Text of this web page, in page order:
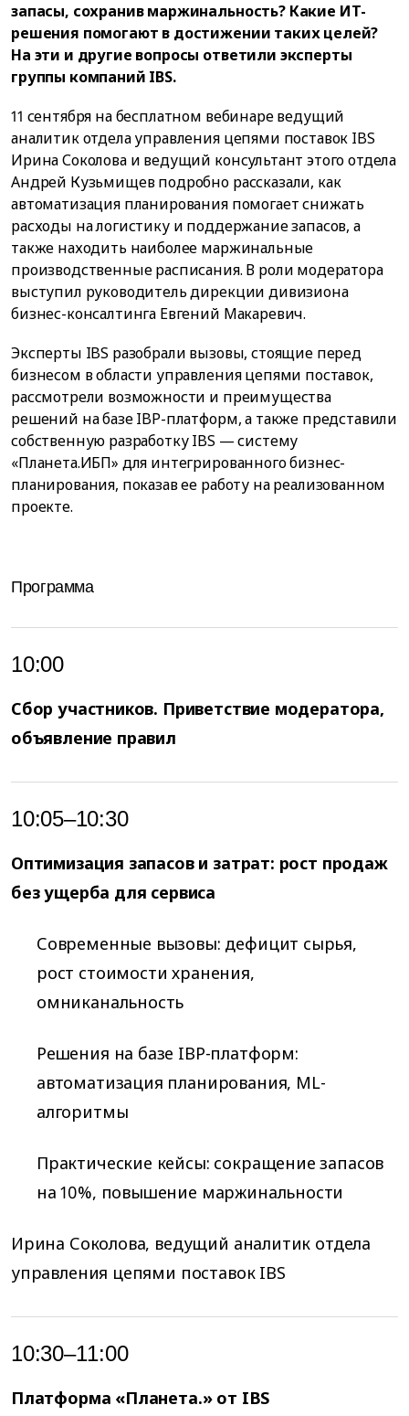
запасы, сохранив маржинальность? Какие ИТ-
решения помогают в достижении таких целей?
На эти и другие вопросы ответили эксперты
группы компаний IBS.
11 сентября на бесплатном вебинаре ведущий
аналитик отдела управления цепями поставок IBS
Ирина Соколова и ведущий консультант этого отдела
Андрей Кузьмищев подробно рассказали, как
автоматизация планирования помогает снижать
расходы на логистику и поддержание запасов, а
также находить наиболее маржинальные
производственные расписания. В роли модератора
выступил руководитель дирекции дивизиона
бизнес-консалтинга Евгений Макаревич.
Эксперты IBS разобрали вызовы, стоящие перед
бизнесом в области управления цепями поставок,
рассмотрели возможности и преимущества
решений на базе IBP-платформ, а также представили
собственную разработку IBS — систему
«Планета.ИБП» для интегрированного бизнес-
планирования, показав ее работу на реализованном
проекте.
Программа
10:00
Сбор участников. Приветствие модератора,
объявление правил
10:05–10:30
Оптимизация запасов и затрат: рост продаж
без ущерба для сервиса
Современные вызовы: дефицит сырья,
рост стоимости хранения,
омниканальность
Решения на базе IBP-платформ:
автоматизация планирования, ML-
алгоритмы
Практические кейсы: сокращение запасов
на 10%, повышение маржинальности
Ирина Соколова, ведущий аналитик отдела
управления цепями поставок IBS
10:30–11:00
Платформа «Планета.» от IBS